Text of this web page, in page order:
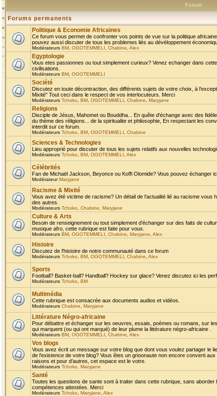
Forum
Forums permanents
Politique & Economie Africaines
Ce forum vous permet de confronter vos points de vue sur la politique
pouvez aussi discuter de tous les problemes liés au dévéloppement
Modérateurs BM OGOTEMMELI Chabine Alex
Egyptologie
Vous etes passionnes ou tout simplement curieux? Venez echanger dans
civilisations.
Modérateurs BM OGOTEMMELI
Société
Discutez en toute décontraction, des différents sujets de votre choix, à
Mixité" Tout ceci dans le respect de vos interlocuteurs. Merci
Modérateurs Tchoko BM OGOTEMMELI Chabine Maryjane
Religions
Disciple de Jésus, Mahomet ou Bouddha... En quête d'échange avec des
du thème des réligions... de la spiritualite et philosophie, En respectant les
interdit sur ce forum.
Modérateurs Tchoko BM OGOTEMMELI Chabine
Sciences & Technologies
Lieu approprié pour discuter de tous les sujets relatifs aux nouvelles
Modérateurs Tchoko BM OGOTEMMELI Alex
Célébrités
Fan de Michaël Jackson, Beyonce ou Koffi Olomide? Vous pouvez échanger
ModérateurMaryjane
Racisme & Mixité
Vous avez été victime de racisme? Un détail de l'actualité lié au racisme
des autres.
Modérateurs Tchoko Chabine Maryjane
Culture & Arts
Besoin de renseignement ou tout simplement d'échanger sur des faits de
musique afro, cette rubrique est faite pour vous.
Modérateurs BM OGOTEMMELI Chabine Maryjane Alex
Histoire
Discutez de l'histoire de notre communauté dans ce forum
Modérateurs Tchoko BM OGOTEMMELI Chabine Alex
Sports
Football? Basket-ball? Handball? Hockey sur glace? Venez discutez ici les
Modérateurs Tchoko BM
Multimédia
Cette rubrique est consacrée aux documents audios et vidéos.
Modérateurs Chabine Maryjane
Littérature Négro-africaine
Pour débattre et échanger sur les oeuvres, essais, poèmes ou romans, sur
qui marquent (ou qui ont marqué) de leur plume la littérature négro-africaine .
Modérateurs BM OGOTEMMELI Chabine Alex
Vos blogs
Vous avez écrit un message sur votre blog que dont vous voulez partager le
de l'existence de votre blog? Vous êtes un grioonaute non encore converti
raisons et pour d'autres, cet espace est le votre.
Modérateurs Tchoko Maryjane
Santé
Toutes les questions de sante sont à traiter dans cette rubrique, sans
compétences attestées. Merci
Modérateurs Tchoko Maryjane Alex